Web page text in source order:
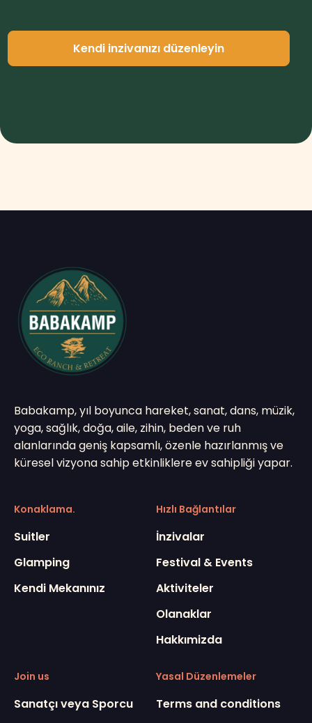
Kendi inzivanızı düzenleyin
Babakamp, yıl boyunca hareket, sanat, dans, müzik,
yoga, sağlık, doğa, aile, zihin, beden ve ruh
alanlarında geniş kapsamlı, özenle hazırlanmış ve
küresel vizyona sahip etkinliklere ev sahipliği yapar.
Konaklama.
Suitler
Glamping
Kendi Mekanınız
Hızlı Bağlantılar
İnzivalar
Festival & Events
Aktiviteler
Olanaklar
Hakkımizda
Join us
Sanatçı veya Sporcu
Yasal Düzenlemeler
Terms and conditions